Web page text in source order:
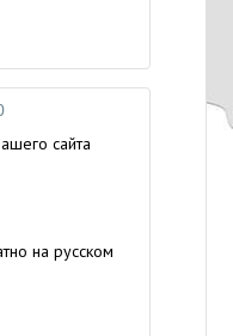
сайта
на русском